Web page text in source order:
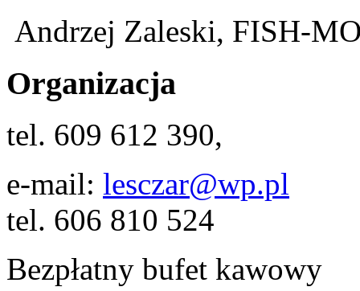
Andrzej Zaleski, FISH-
Organizacja
tel. 609 612 390,
e-mail: lesczar@wp.pl
tel. 606 810 524
Bezpłatny bufet kawowy